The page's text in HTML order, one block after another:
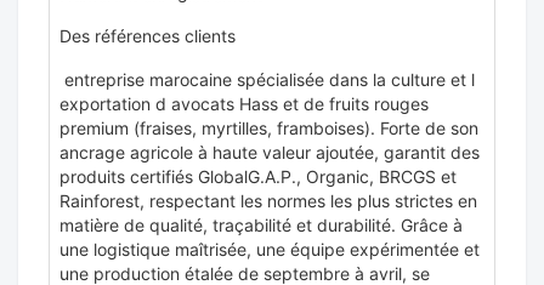
Des références clients
entreprise marocaine spécialisée dans la culture et l
exportation d avocats Hass et de fruits rouges
premium (fraises, myrtilles, framboises). Forte de son
ancrage agricole à haute valeur ajoutée, garantit des
produits certifiés GlobalG.A.P., Organic, BRCGS et
Rainforest, respectant les normes les plus strictes en
matière de qualité, traçabilité et durabilité. Grâce à
une logistique maîtrisée, une équipe expérimentée et
une production étalée de septembre à avril, se